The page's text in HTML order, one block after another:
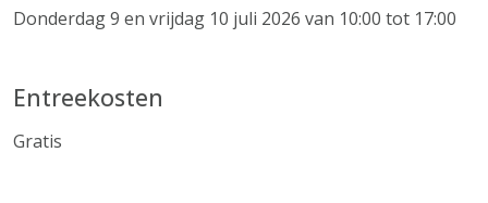
Donderdag 9 en vrijdag 10 juli 2026 van 10:00 tot 17:00
Entreekosten
Gratis